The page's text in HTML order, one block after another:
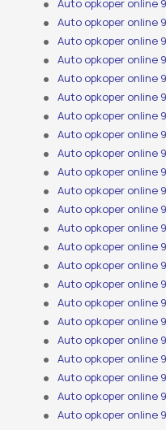
Auto opkoper online
Auto opkoper online
Auto opkoper online
Auto opkoper online
Auto opkoper online
Auto opkoper online
Auto opkoper online
Auto opkoper online
Auto opkoper online
Auto opkoper online
Auto opkoper online
Auto opkoper online
Auto opkoper online
Auto opkoper online
Auto opkoper online
Auto opkoper online
Auto opkoper online
Auto opkoper online
Auto opkoper online
Auto opkoper online
Auto opkoper online
Auto opkoper online
Auto opkoper online